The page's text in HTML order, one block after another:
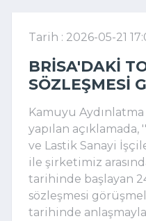
Tarih : 2026-05-21
BRISA'DAKI
SÖZLEŞMESI
Kamuyu
yapılan
ve Lastik Sanayi
ile şirketimiz
tarihinde başlayan
sözleşmesi
tarihinde